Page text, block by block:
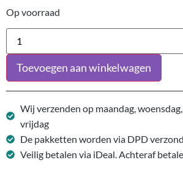
Op voorraad
Toevoegen aan winkelwagen
Wij verzenden op maandag,
vrijdag
De pakketten worden via DPD
Veilig betalen via iDeal. Achteraf